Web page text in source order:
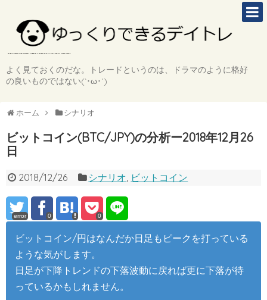
よく見ておくのだな。トレードというのは、ドラマのように格好
の良いものではない(`･ω･´)
ホーム シナリオ
ビットコイン(BTC/JPY)の分析ー2018年12月26
日
2018/12/26 シナリオ ビットコイン
error 0 0
ビットコイン/円はなんだか日足もピークを打っている
ような気がします。
日足が下降トレンドの下落波動に戻れば更に下落が待
っているかもしれません。